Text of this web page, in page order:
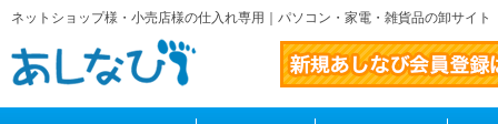
ネットショップ様・小売店様の仕入れ専用｜パソコン・家電・雑貨品の卸サイ